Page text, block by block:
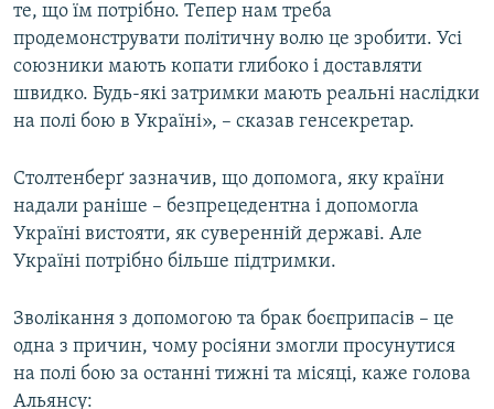
те, що їм потрібно. Тепер нам треба
продемонструвати політичну волю це зробити. Усі
союзники мають копати глибоко і доставляти
швидко. Будь-які затримки мають реальні наслідки
на полі бою в Україні», – сказав генсекретар.
Столтенберґ зазначив, що допомога, яку країни
надали раніше – безпрецедентна і допомогла
Україні вистояти, як суверенній державі. Але
Україні потрібно більше підтримки.
Зволікання з допомогою та брак боєприпасів – це
одна з причин, чому росіяни змогли просунутися
на полі бою за останні тижні та місяці, каже голова
Альянсу: